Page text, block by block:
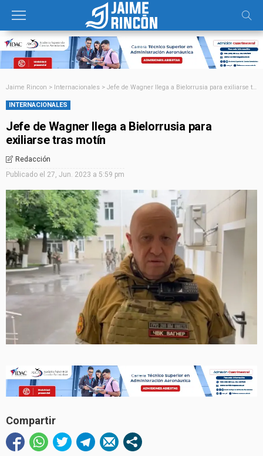
Jaime Rincon > Internacionales > Jefe de Wagner llega a Bielorrusia para exiliarse tras motín
INTERNACIONALES
Jefe de Wagner llega a Bielorrusia para
exiliarse tras motín
Redacción
Publicado el 27, Jun. 2023 a 5:59 pm
Compartir